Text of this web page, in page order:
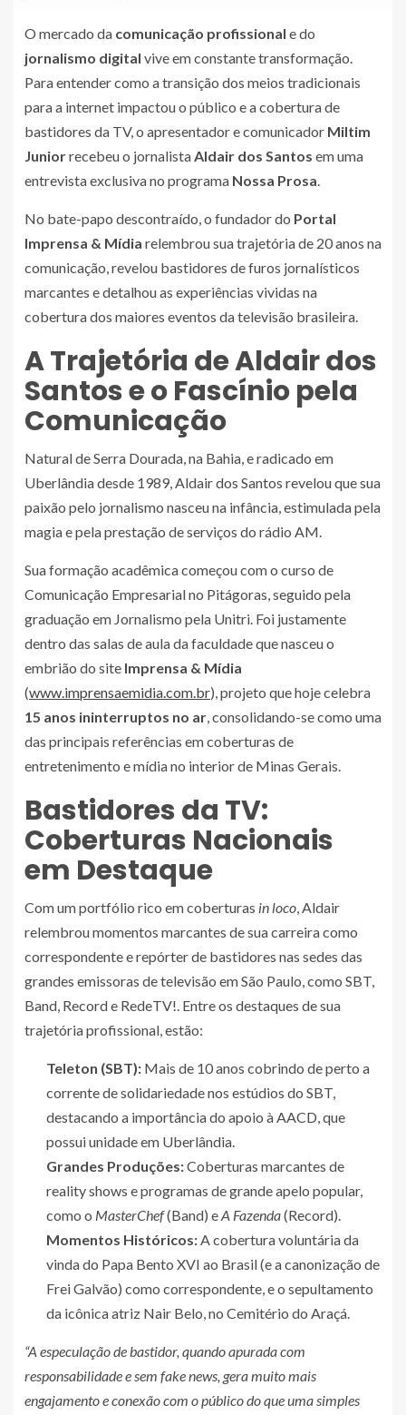
O mercado da comunicação profissional e do
jornalismo digital vive em constante transformação.
Para entender como a transição dos meios tradicionais
para a internet impactou o público e a cobertura de
bastidores da TV, o apresentador e comunicador Miltim
Juniorrecebeu o jornalistaAldair dos Santos em uma
entrevista exclusiva no programa Nossa Prosa.
No bate-papo descontraído, o fundador do Portal
Imprensa & Mídia relembrou sua trajetória de 20 anos na
comunicação, revelou bastidores de furos jornalísticos
marcantes e detalhou as experiências vividas na
cobertura dos maiores eventos da televisão brasileira.
A Trajetória de Aldair dos
Santos e o Fascínio pela
Comunicação
Natural de Serra Dourada, na Bahia, e radicado em
Uberlândia desde 1989, Aldair dos Santos revelou que sua
paixão pelo jornalismo nasceu na infância, estimulada pela
magia e pela prestação de serviços do rádio AM.
Sua formação acadêmica começou com o curso de
Comunicação Empresarial no Pitágoras, seguido pela
graduação em Jornalismo pela Unitri. Foi justamente
dentro das salas de aula da faculdade que nasceu o
embrião do site Imprensa & Mídia
(www.imprensaemidia.com.br), projeto que hoje celebra
15 anos ininterruptos no ar, consolidando-se como uma
das principais referências em coberturas de
entretenimento e mídia no interior de Minas Gerais.
Bastidores da TV:
Coberturas Nacionais
em Destaque
Com um portfólio rico em coberturas in loco, Aldair
relembrou momentos marcantes de sua carreira como
correspondente e repórter de bastidores nas sedes das
grandes emissoras de televisão em São Paulo, como SBT,
Band, Record e RedeTV!. Entre os destaques de sua
trajetória profissional, estão:
Teleton (SBT): Mais de 10 anos cobrindo de perto a
corrente de solidariedade nos estúdios do SBT,
destacando a importância do apoio à AACD, que
possui unidade em Uberlândia.
Grandes Produções:Coberturas marcantes de
reality shows e programas de grande apelo popular,
como o MasterChef(Band) eA Fazenda(Record).
Momentos Históricos:A cobertura voluntária da
vinda do Papa Bento XVI ao Brasil (e a canonização de
Frei Galvão) como correspondente, e o sepultamento
da icônica atriz Nair Belo, no Cemitério do Araçá.
“A especulação de bastidor, quando apurada com
responsabilidade e sem fake news, gera muito mais
engajamento e conexão com o público do que uma simples